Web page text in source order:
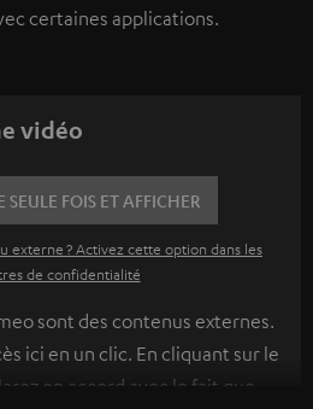
certaines applications.
vidéo
SEULE FOIS ET AFFICHER
externe ? Activez cette option dans les
de confidentialité
sont des contenus externes.
ici en un clic. En cliquant sur le
en accord avec le fait que